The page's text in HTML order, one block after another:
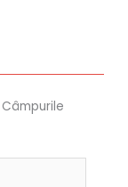
Câmpurile